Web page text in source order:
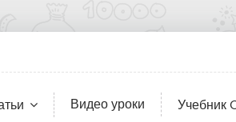
Видео уроки Учебник